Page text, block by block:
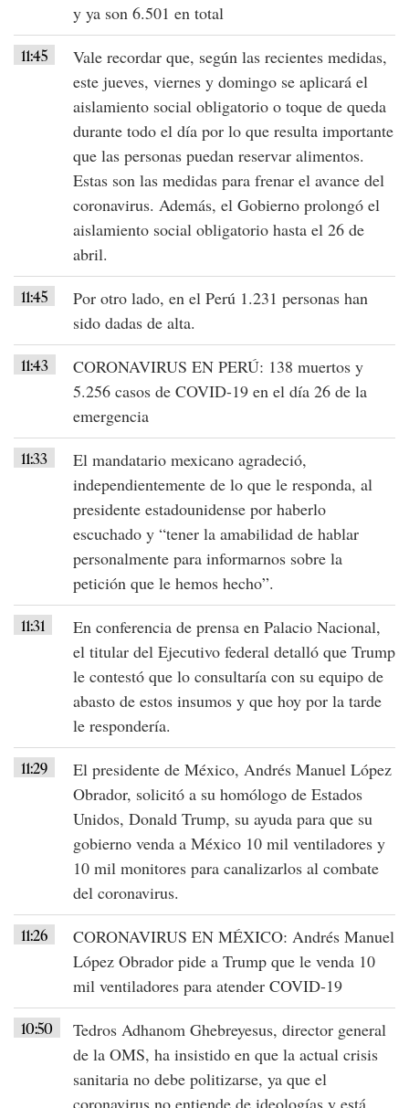
y ya son 6.501 en total
11:45
Vale recordar que, según las recientes medidas,
este jueves, viernes y domingo se aplicará el
aislamiento social obligatorio o toque de queda
durante todo el día por lo que resulta importante
que las personas puedan reservar alimentos.
Estas son las medidas para frenar el avance del
coronavirus. Además, el Gobierno prolongó el
aislamiento social obligatorio hasta el 26 de
abril.
11:45
Por otro lado, en el Perú 1.231 personas han
sido dadas de alta.
11:43
CORONAVIRUS EN PERÚ: 138 muertos y
5.256 casos de COVID-19 en el día 26 de la
emergencia
11:33
El mandatario mexicano agradeció,
independientemente de lo que le responda, al
presidente estadounidense por haberlo
escuchado y “tener la amabilidad de hablar
personalmente para informarnos sobre la
petición que le hemos hecho”.
11:31
En conferencia de prensa en Palacio Nacional,
el titular del Ejecutivo federal detalló que Trump
le contestó que lo consultaría con su equipo de
abasto de estos insumos y que hoy por la tarde
le respondería.
11:29
El presidente de México, Andrés Manuel López
Obrador, solicitó a su homólogo de Estados
Unidos, Donald Trump, su ayuda para que su
gobierno venda a México 10 mil ventiladores y
10 mil monitores para canalizarlos al combate
del coronavirus.
11:26
CORONAVIRUS EN MÉXICO: Andrés Manuel
López Obrador pide a Trump que le venda 10
mil ventiladores para atender COVID-19
10:50
Tedros Adhanom Ghebreyesus, director general
de la OMS, ha insistido en que la actual crisis
sanitaria no debe politizarse, ya que el
coronavirus no entiende de ideologías y está